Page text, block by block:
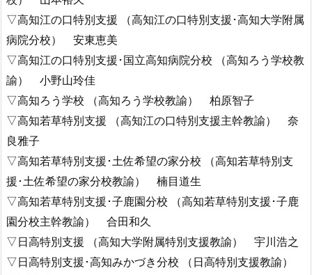
▽高知江の口特別支援 （高知江の口特別支援･高知大学附属
病院分校） 安東恵美
▽高知江の口特別支援･国立高知病院分校 （高知ろう学校教
諭） 小野山玲佳
▽高知ろう学校 （高知ろう学校教諭） 柏原智子
▽高知若草特別支援 （高知江の口特別支援主幹教諭） 奈
良雅子
▽高知若草特別支援･土佐希望の家分校 （高知若草特別支
援･土佐希望の家分校教諭） 楠目道生
▽高知若草特別支援･子鹿園分校 （高知若草特別支援･子鹿
園分校主幹教諭） 合田和久
▽日高特別支援 （高知大学附属特別支援教諭） 宇川浩之
▽日高特別支援･高知みかづき分校 （日高特別支援教諭）